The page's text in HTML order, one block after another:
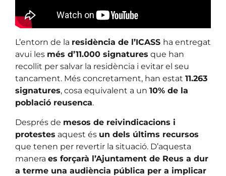
L’entorn de la residència de l’ICASS ha entregat
avui les més d’11.000 signatures que han
recollit per salvar la residència i evitar el seu
tancament. Més concretament, han estat 11.263
signatures, cosa equivalent a un 10% de la
població reusenca.
Després de mesos de reivindicacions i
protestes aquest és un dels últims recursos
que tenen per revertir la situació. D’aquesta
manera es forçarà l’Ajuntament de Reus a dur
a terme una audiència pública per a implicar